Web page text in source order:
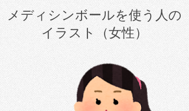
メディシンボールを使う人の
イラスト（女性）